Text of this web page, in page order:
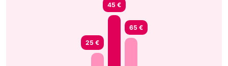
25 €
45 €
65 €